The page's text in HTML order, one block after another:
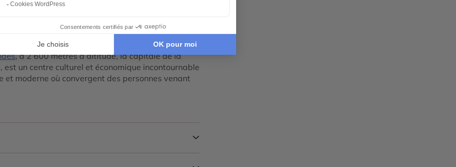
carnet de voyage. Transfert à votre hôtel.
, à 2 600 mètres d’altitude, la capitale de la
un centre culturel et économique incontournable
moderne où convergent des personnes venant